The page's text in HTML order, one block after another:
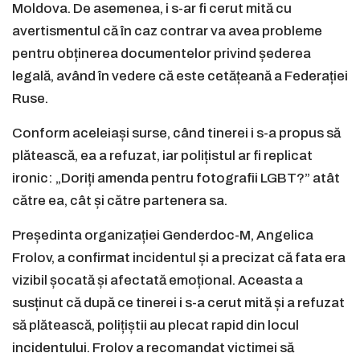
Moldova. De asemenea, i s-ar fi cerut mită cu
avertismentul că în caz contrar va avea probleme
pentru obținerea documentelor privind șederea
legală, având în vedere că este cetățeană a Federației
Ruse.
Conform aceleiași surse, când tinerei i s-a propus să
plătească, ea a refuzat, iar polițistul ar fi replicat
ironic: „Doriți amenda pentru fotografii LGBT?” atât
către ea, cât și către partenera sa.
Președinta organizației Genderdoc-M, Angelica
Frolov, a confirmat incidentul și a precizat că fata era
vizibil șocată și afectată emoțional. Aceasta a
susținut că după ce tinerei i s-a cerut mită și a refuzat
să plătească, polițiștii au plecat rapid din locul
incidentului. Frolov a recomandat victimei să